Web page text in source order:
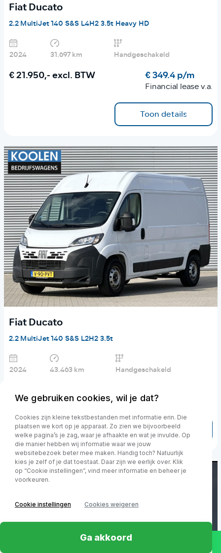
Fiat Ducato
2.2 MultiJet 140 S&S L4H2 3.5t Heavy HD
2024 31.697 km Handgeschakeld
€ 21.950,-excl. BTW € 349.4 p/m
Financial lease v.a.
Toon details
Fiat Ducato
2.2 MultiJet 140 S&S L2H2 3.5t
2024 43.463 km Handgeschakeld
Financial lease v.a.
Toon details
We gebruiken cookies, wil je dat?
Cookies zijn kleine tekstbestanden met informatie erin. Die
plaatsen we kort op je apparaat. Zo zien we bijvoorbeeld
welke pagina’s je zag, waar je afhaakte en wat je invulde. Op
die manier hebben wij informatie waar we jouw
websitebezoek beter mee maken. Handig toch? Natuurlijk
kies je zelf of je dat toestaat. Daar zijn we eerlijk over. Klik
op “Cookie instellingen”, vind meer informatie en beheer je
voorkeuren.
Cookie instellingen Cookies weigeren
Ga akkoord